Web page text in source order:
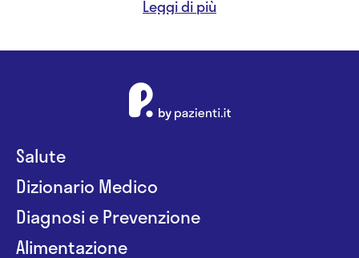
Salute
Dizionario Medico
Diagnosi e Prevenzione
Alimentazione